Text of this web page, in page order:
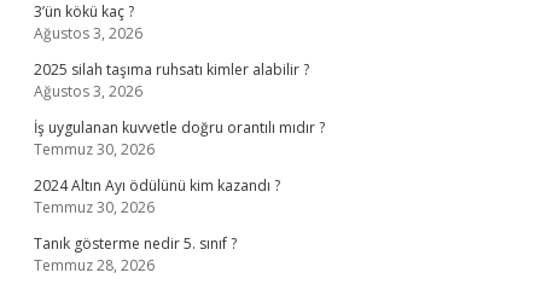
3’ün kökü kaç ?
Ağustos 3, 2026
2025 silah taşıma ruhsatı kimler alabilir ?
Ağustos 3, 2026
İş uygulanan kuvvetle doğru orantılı mıdır ?
Temmuz 30, 2026
2024 Altın Ayı ödülünü kim kazandı ?
Temmuz 30, 2026
Tanık gösterme nedir 5. sınıf ?
Temmuz 28, 2026